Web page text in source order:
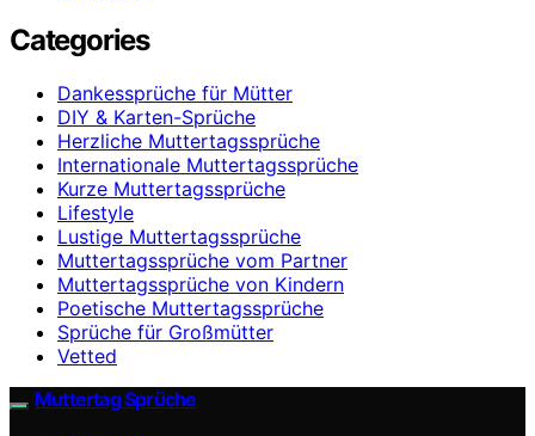
Categories
Dankessprüche für Mütter
DIY & Karten-Sprüche
Herzliche Muttertagssprüche
Internationale Muttertagssprüche
Kurze Muttertagssprüche
Lifestyle
Lustige Muttertagssprüche
Muttertagssprüche vom Partner
Muttertagssprüche von Kindern
Poetische Muttertagssprüche
Sprüche für Großmütter
Vetted
Muttertag Sprüche